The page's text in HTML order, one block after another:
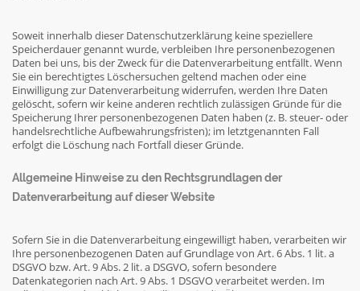
Soweit innerhalb dieser Datenschutzerklärung keine speziellere
Speicherdauer genannt wurde, verbleiben Ihre personenbezogenen
Daten bei uns, bis der Zweck für die Datenverarbeitung entfällt. Wenn
Sie ein berechtigtes Löschersuchen geltend machen oder eine
Einwilligung zur Datenverarbeitung widerrufen, werden Ihre Daten
gelöscht, sofern wir keine anderen rechtlich zulässigen Gründe für die
Speicherung Ihrer personenbezogenen Daten haben (z. B. steuer- oder
handelsrechtliche Aufbewahrungsfristen); im letztgenannten Fall
erfolgt die Löschung nach Fortfall dieser Gründe.
Allgemeine Hinweise zu den Rechtsgrundlagen der
Datenverarbeitung auf dieser Website
Sofern Sie in die Datenverarbeitung eingewilligt haben, verarbeiten wir
Ihre personenbezogenen Daten auf Grundlage von Art. 6 Abs. 1 lit. a
DSGVO bzw. Art. 9 Abs. 2 lit. a DSGVO, sofern besondere
Datenkategorien nach Art. 9 Abs. 1 DSGVO verarbeitet werden. Im